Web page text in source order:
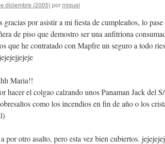
diciembre (2005) por miquel
por asistir a mi fiesta de cumpleaños, lo
de piso que demostro ser una anfitriona
que he contratado con Mapfre un seguro a todo
Maria!!
hacer el colgao calzando unos Panaman Jack del
como los incendios en fin de año o los
por otro asalto, pero esta vez bien cubiertos.